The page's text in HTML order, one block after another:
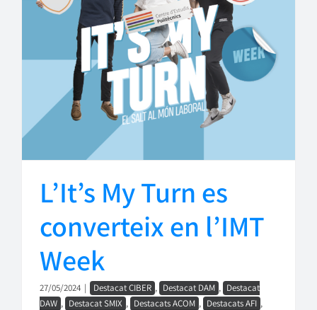
L’It’s My Turn es
converteix en l’IMT
Week
27/05/2024 | Destacat CIBER , Destacat DAM , Destacat
DAW , Destacat SMIX , Destacats ACOM , Destacats AFI ,